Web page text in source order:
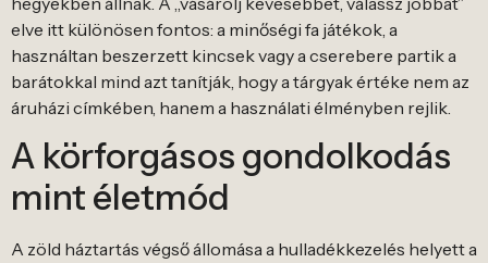
elve itt különösen fontos: a minőségi fa játékok, a
használtan beszerzett kincsek vagy a cserebere partik a
barátokkal mind azt tanítják, hogy a tárgyak értéke nem az
áruházi címkében, hanem a használati élményben rejlik.
A körforgásos gondolkodás
mint életmód
A zöld háztartás végső állomása a hulladékkezelés helyett a